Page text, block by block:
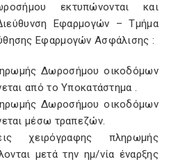
εκτυπώνονται και
Εφαρμογών – Τμήμα
Εφαρμογών Ασφάλισης :
Δωροσήμου οικοδόμων
από το Υποκατάστημα .
Δωροσήμου οικοδόμων
μέσω τραπεζών.
χειρόγραφης πληρωμής
μετά την ημ/νία έναρξης